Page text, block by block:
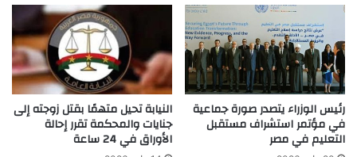
رئيس الوزراء يتصدر صورة جماعية
في مؤتمر استشراف مستقبل
التعليم في مصر
النيابة تحيل متهمًا بقتل زوجته إلى
جنايات والمحكمة تقرر إحالة
الأوراق في 24 ساعة